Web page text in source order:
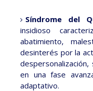
Síndrome del
insidioso
abatimiento,
desinterés por la
en una fase
adaptativo.